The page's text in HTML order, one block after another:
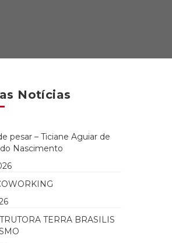
Notícias
pesar – Ticiane Aguiar de
Nascimento
TERRA BRASILIS